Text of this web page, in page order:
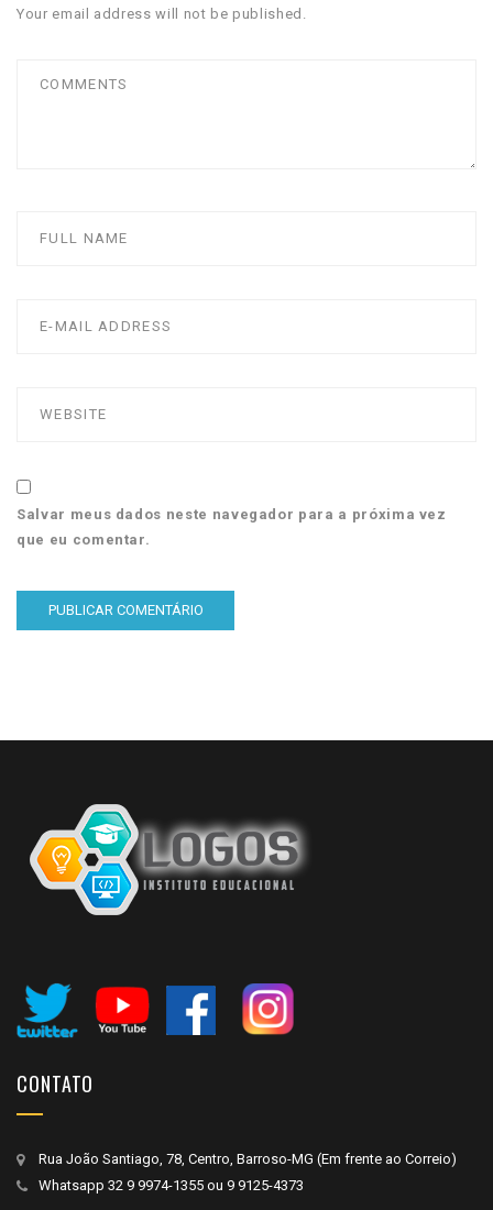
Your email address will not be published.
Salvar meus dados neste navegador para a próxima vez
que eu comentar.
CONTATO
Rua João Santiago, 78, Centro, Barroso-MG (Em frente ao Correio)
Whatsapp 32 9 9974-1355 ou 9 9125-4373